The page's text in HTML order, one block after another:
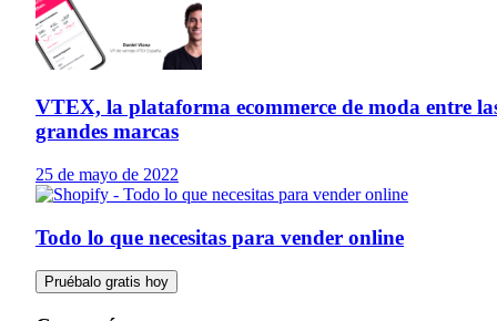
VTEX, la plataforma ecommerce de moda entre
grandes marcas
25 de mayo de 2022
Todo lo que necesitas para vender online
Pruébalo gratis hoy